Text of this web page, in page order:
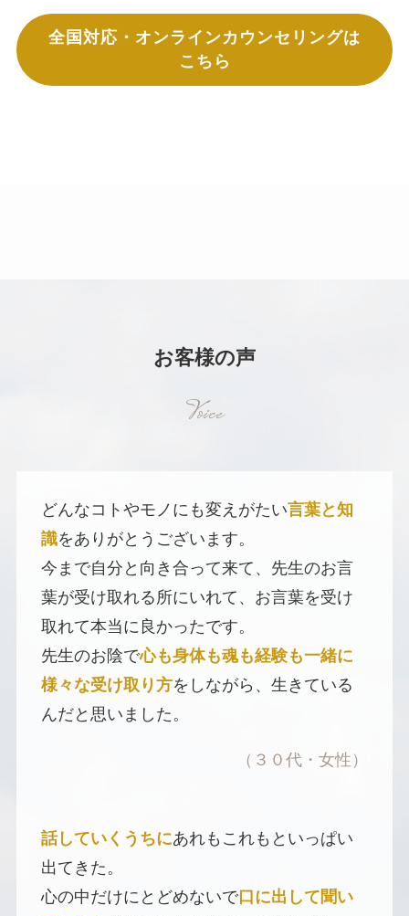
全国対応・オンラインカウンセリングは
こちら
お客様の声
Voice
どんなコトやモノにも変えがたい言葉と知
識をありがとうございます。
今まで自分と向き合って来て、先生のお言
葉が受け取れる所にいれて、お言葉を受け
取れて本当に良かったです。
先生のお陰で心も身体も魂も経験も一緒に
様々な受け取り方をしながら、生きている
んだと思いました。
（３０代・女性）
話していくうちにあれもこれもといっぱい
出てきた。
心の中だけにとどめないで口に出して聞い